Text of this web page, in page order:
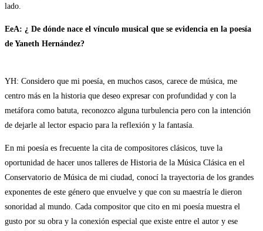
lado.
EeA: ¿ De dónde nace el vínculo musical que se evidencia en la poesía
de Yaneth Hernández?
YH: Considero que mi poesía, en muchos casos, carece de música, me
centro más en la historia que deseo expresar con profundidad y con la
metáfora como batuta, reconozco alguna turbulencia pero con la intención
de dejarle al lector espacio para la reflexión y la fantasía.
En mi poesía es frecuente la cita de compositores clásicos, tuve la
oportunidad de hacer unos talleres de Historia de la Música Clásica en el
Conservatorio de Música de mi ciudad, conocí la trayectoria de los grandes
exponentes de este género que envuelve y que con su maestría le dieron
sonoridad al mundo. Cada compositor que cito en mi poesía muestra el
gusto por su obra y la conexión especial que existe entre el autor y ese